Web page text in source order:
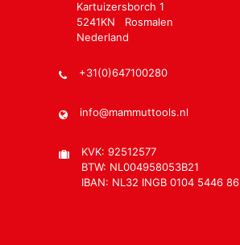
Kartuizersborch 1
5241KN Rosmalen
Nederland
+31(0)647100280
info@mammuttools.nl
KVK: 92512577
BTW: NL004958053B21
IBAN: NL32 INGB 0104 5446 86